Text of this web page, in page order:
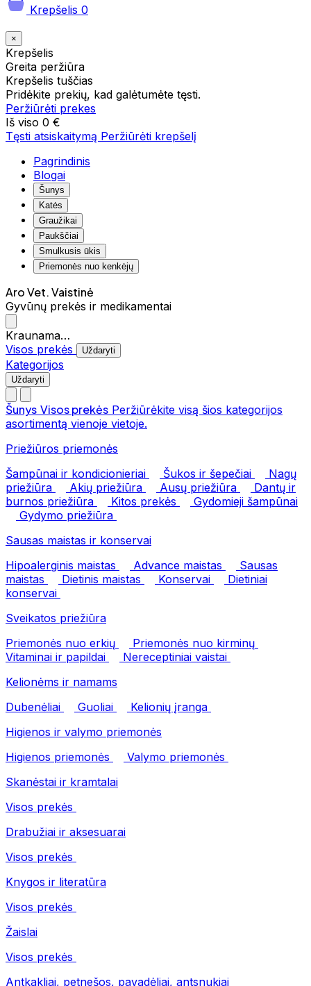
Krepšelis 0
×
Krepšelis
Greita peržiūra
Krepšelis tuščias
Pridėkite prekių, kad galėtumėte tęsti.
Peržiūrėti prekes
Iš viso 0 €
Tęsti atsiskaitymą Peržiūrėti krepšelį
Pagrindinis
Blogai
Šunys
Katės
Graužikai
Paukščiai
Smulkusis ūkis
Priemonės nuo kenkėjų
Aro Vet. Vaistinė
Gyvūnų prekės ir medikamentai
Kraunama…
Visos prekės
Uždaryti
Kategorijos
Uždaryti
Šunys Visos prekės Peržiūrėkite visą šios kategorijos
asortimentą vienoje vietoje.
Priežiūros priemonės
Šampūnai ir kondicionieriai
Šukos ir šepečiai
Nagų
priežiūra
Akių priežiūra Ausų priežiūra
Dantų ir
burnos priežiūra
Kitos prekės
Gydomieji šampūnai
Gydymo priežiūra
Sausas maistas ir konservai
Hipoalerginis maistas
Advance maistas
Sausas
maistas
Dietinis maistas Konservai
Dietiniai
konservai
Sveikatos priežiūra
Priemonės nuo erkių
Priemonės nuo kirminų
Vitaminai ir papildai
Nereceptiniai vaistai
Kelionėms ir namams
Dubenėliai
Guoliai
Kelionių įranga
Higienos ir valymo priemonės
Higienos priemonės
Valymo priemonės
Skanėstai ir kramtalai
Visos prekės
Drabužiai ir aksesuarai
Visos prekės
Knygos ir literatūra
Visos prekės
Žaislai
Visos prekės
Antkakliai, petnešos, pavadėliai, antsnukiai